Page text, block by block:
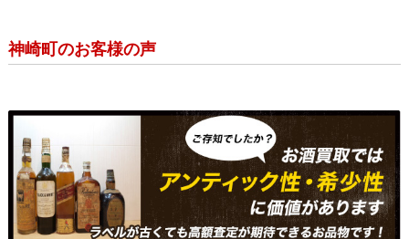
神崎町のお客様の声